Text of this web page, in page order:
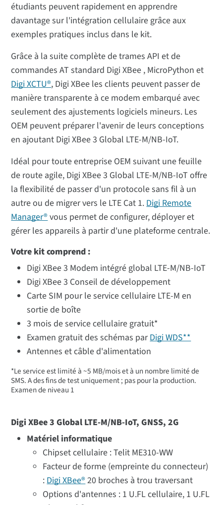
étudiants peuvent rapidement en apprendre
davantage sur l'intégration cellulaire grâce aux
exemples pratiques inclus dans le kit.
Grâce à la suite complète de trames API et de
commandes AT standard Digi XBee , MicroPython et
Digi XCTU®, Digi XBee les clients peuvent passer de
manière transparente à ce modem embarqué avec
seulement des ajustements logiciels mineurs. Les
OEM peuvent préparer l'avenir de leurs conceptions
en ajoutant Digi XBee 3 Global LTE-M/NB-IoT.
Idéal pour toute entreprise OEM suivant une feuille
de route agile, Digi XBee 3 Global LTE-M/NB-IoT offre
la flexibilité de passer d'un protocole sans fil à un
autre ou de migrer vers le LTE Cat 1.Digi Remote
Manager®vous permet de configurer, déployer et
gérer les appareils à partir d'une plateforme centrale.
Votre kit comprend :
Digi XBee 3 Modem intégré global LTE-M/NB-IoT
Digi XBee 3 Conseil de développement
Carte SIM pour le service cellulaire LTE-M en
sortie de boîte
3 mois de service cellulaire gratuit*
Examen gratuit des schémas parDigi WDS**
Antennes et câble d'alimentation
*Le service est limité à ~5 MB/mois et à un nombre limité de
SMS. A des fins de test uniquement ; pas pour la production.
Examen de niveau 1
Digi XBee 3 Global LTE-M/NB-IoT, GNSS, 2G
Matériel informatique
Chipset cellulaire : Telit ME310-WW
Facteur de forme (empreinte du connecteur)
:Digi XBee®20 broches à trou traversant
Options d'antennes : 1 U.FL cellulaire, 1 U.FL